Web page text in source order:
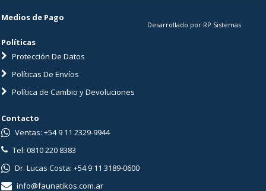
Medios de Pago
Políticas
Protección De Datos
Políticas De Envíos
Política de Cambio y Devoluciones
Desarrollado por RP Sistemas
Contacto
Ventas: +54 9 11 2329-9944
Tel: 0810 220 8383
Dr. Lucas Costa: +54 9 11 3189-0600
info@faunatikos.com.ar